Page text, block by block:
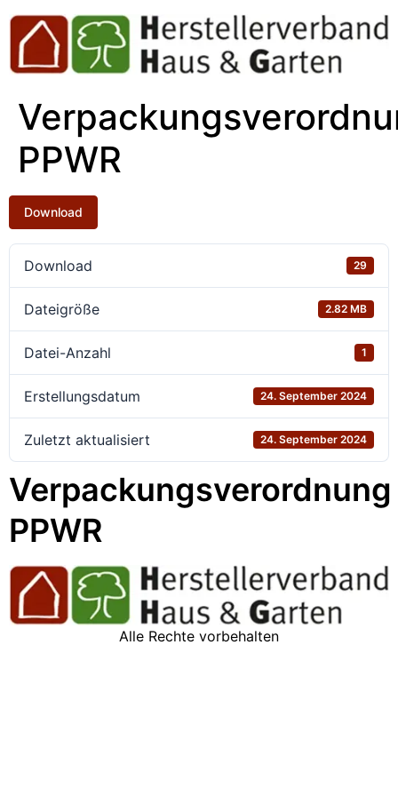
PPWR
Download
Download 29
Dateigröße 2.82 MB
Datei-Anzahl 1
Erstellungsdatum 24. September 2024
Zuletzt aktualisiert 24. September 2024
Verpackungsverordnung
PPWR
Alle Rechte vorbehalten